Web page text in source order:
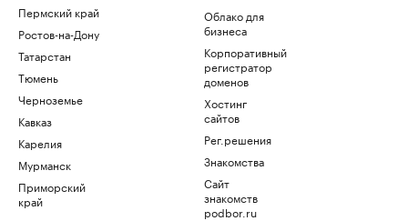
Пермский край
Ростов-на-Дону
Татарстан
Тюмень
Черноземье
Кавказ
Карелия
Мурманск
Приморский
край
Облако для
бизнеса
Корпоративный
регистратор
доменов
Хостинг
сайтов
Рег.решения
Знакомства
Сайт
знакомств
podbor.ru